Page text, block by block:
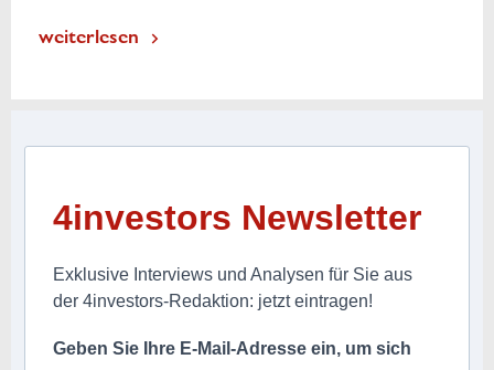
weiterlesen
4investors Newsletter
Exklusive Interviews und Analysen für Sie aus
der 4investors-Redaktion: jetzt eintragen!
Geben Sie Ihre E-Mail-Adresse ein, um sich